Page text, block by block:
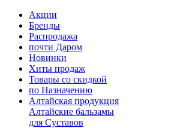
Акции
Бренды
Распродажа
почти Даром
Новинки
Хиты продаж
Товары со скидкой
по Назначению
Алтайская продукция
Алтайские бальзамы
для Суставов